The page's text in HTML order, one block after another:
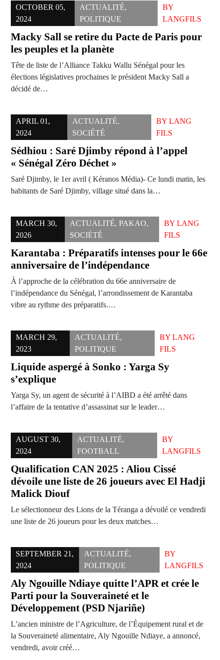
OCTOBER 05,
2024
ACTUALITÉ,
POLITIQUE
BY
LANGFILS
Macky Sall se retire du Pacte de Paris pour
les peuples et la planète
Tête de liste de l’Alliance Takku Wallu Sénégal pour les
élections législatives prochaines le président Macky Sall a
décidé de…
APRIL 01,
2024
ACTUALITÉ,
SOCIÉTÉ
BY LANG
FILS
Sédhiou : Saré Djimby répond à l’appel
« Sénégal Zéro Déchet »
Saré Djimby, le 1er avril ( Kéranos Média)- Ce lundi matin, les
habitants de Saré Djimby, village situé dans la…
MARCH 30,
2026
ACTUALITÉ, PAKAO,
SOCIÉTÉ
BYLANG
FILS
Karantaba : Préparatifs intenses pour le 66e
anniversaire de l’indépendance
À l’approche de la célébration du 66e anniversaire de
l’indépendance du Sénégal, l’arrondissement de Karantaba
vibre au rythme des préparatifs.…
MARCH 29,
2023
ACTUALITÉ,
POLITIQUE
BYLANG
FILS
Liquide aspergé à Sonko : Yarga Sy
s’explique
Yarga Sy, un agent de sécurité à l’AIBD a été arrêté dans
l’affaire de la tentative d’assassinat sur le leader…
AUGUST 30,
2024
ACTUALITÉ,
FOOTBALL
BY
LANGFILS
Qualification CAN 2025 : Aliou Cissé
dévoile une liste de 26 joueurs avec El Hadji
Malick Diouf
Le sélectionneur des Lions de la Téranga a dévoilé ce vendredi
une liste de 26 joueurs pour les deux matches…
SEPTEMBER 21,
2024
ACTUALITÉ,
POLITIQUE
BY
LANGFILS
Aly Ngouille Ndiaye quitte l’APR et crée le
Parti pour la Souveraineté et le
Développement (PSD Njariñe)
L’ancien ministre de l’Agriculture, de l’Équipement rural et de
la Souveraineté alimentaire, Aly Ngouille Ndiaye, a annoncé,
vendredi, avoir créé…